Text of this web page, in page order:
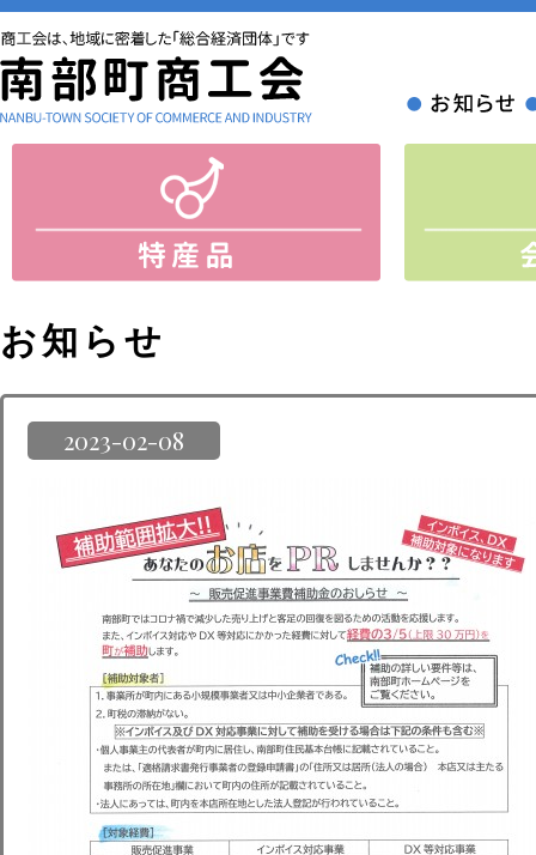
お知らせ
2023-02-08